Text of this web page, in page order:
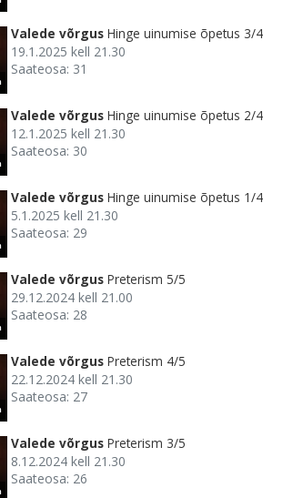
Valede võrgus Hinge uinumise õpetus 3/4
19.1.2025 kell 21.30
Saateosa: 31
Valede võrgus Hinge uinumise õpetus 2/4
12.1.2025 kell 21.30
Saateosa: 30
Valede võrgus Hinge uinumise õpetus 1/4
5.1.2025 kell 21.30
Saateosa: 29
Valede võrgus Preterism 5/5
29.12.2024 kell 21.00
Saateosa: 28
Valede võrgus Preterism 4/5
22.12.2024 kell 21.30
Saateosa: 27
Valede võrgus Preterism 3/5
8.12.2024 kell 21.30
Saateosa: 26